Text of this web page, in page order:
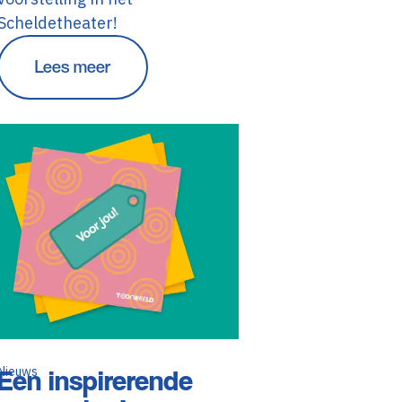
Lees meer
inspirerende